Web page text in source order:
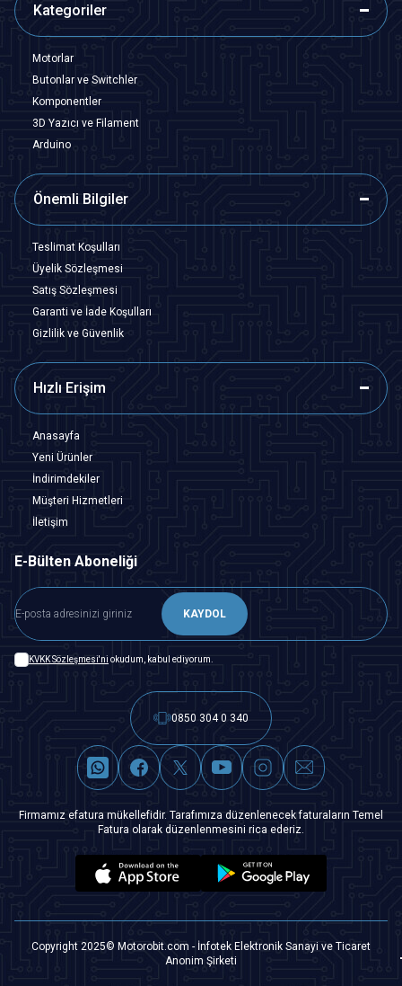
Kategoriler
Motorlar
Butonlar ve Switchler
Komponentler
3D Yazıcı ve Filament
Arduino
Önemli Bilgiler
Teslimat Koşulları
Üyelik Sözleşmesi
Satış Sözleşmesi
Garanti ve İade Koşulları
Gizlilik ve Güvenlik
Hızlı Erişim
Anasayfa
Yeni Ürünler
İndirimdekiler
Müşteri Hizmetleri
İletişim
E-Bülten Aboneliği
KAYDOL
KVKK Sözleşmesi'ni okudum, kabul ediyorum.
0850 304 0 340
Firmamız efatura mükellefidir. Tarafımıza düzenlenecek faturaların Temel
Fatura olarak düzenlenmesini rica ederiz.
Copyright 2025© Motorobit.com - İnfotek Elektronik Sanayi ve Ticaret
Anonim Şirketi